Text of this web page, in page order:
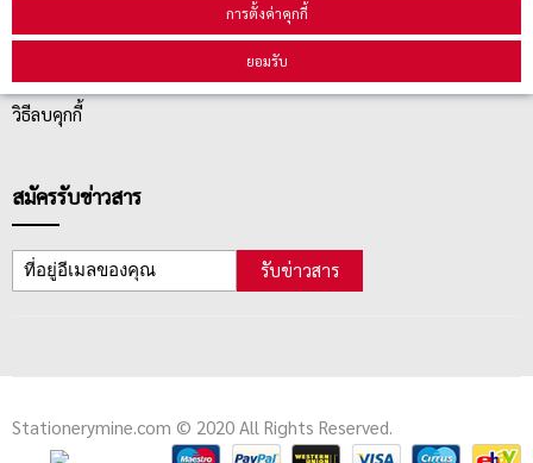
การตั้งค่าคุกกี้
ยอมรับ
ตรวจสอบสถานะสินค้า
วิธีลบคุกกี้
สมัครรับข่าวสาร
รับข่าวสาร
Stationerymine.com © 2020 All Rights Reserved.